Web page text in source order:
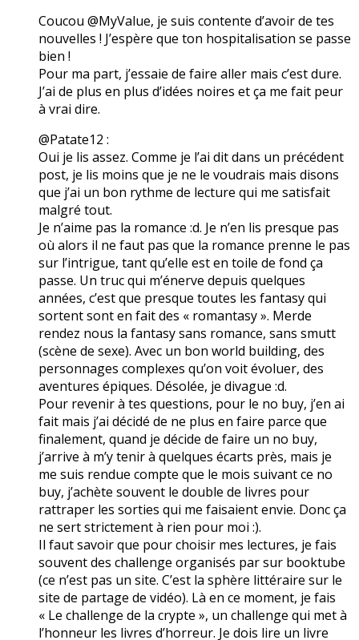
Coucou @MyValue, je suis contente d’avoir de tes
nouvelles ! J’espère que ton hospitalisation se passe
bien !
Pour ma part, j’essaie de faire aller mais c’est dure.
J’ai de plus en plus d’idées noires et ça me fait peur
à vrai dire.
@Patate12 :
Oui je lis assez. Comme je l’ai dit dans un précédent
post, je lis moins que je ne le voudrais mais disons
que j’ai un bon rythme de lecture qui me satisfait
malgré tout.
Je n’aime pas la romance :d. Je n’en lis presque pas
où alors il ne faut pas que la romance prenne le pas
sur l’intrigue, tant qu’elle est en toile de fond ça
passe. Un truc qui m’énerve depuis quelques
années, c’est que presque toutes les fantasy qui
sortent sont en fait des « romantasy ». Merde
rendez nous la fantasy sans romance, sans smutt
(scène de sexe). Avec un bon world building, des
personnages complexes qu’on voit évoluer, des
aventures épiques. Désolée, je divague :d.
Pour revenir à tes questions, pour le no buy, j’en ai
fait mais j’ai décidé de ne plus en faire parce que
finalement, quand je décide de faire un no buy,
j’arrive à m’y tenir à quelques écarts près, mais je
me suis rendue compte que le mois suivant ce no
buy, j’achète souvent le double de livres pour
rattraper les sorties qui me faisaient envie. Donc ça
ne sert strictement à rien pour moi :).
Il faut savoir que pour choisir mes lectures, je fais
souvent des challenge organisés par sur booktube
(ce n’est pas un site. C’est la sphère littéraire sur le
site de partage de vidéo). Là en ce moment, je fais
« Le challenge de la crypte », un challenge qui met à
l’honneur les livres d’horreur. Je dois lire un livre